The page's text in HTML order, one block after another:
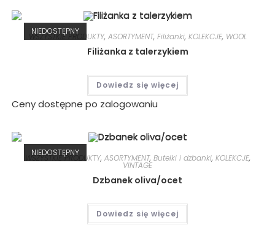
NIEDOSTĘPNY
WSZYSTKIE PRODUKTY, ASORTYMENT, Filiżanki, KOLEKCJE, WOOL
Filiżanka z talerzykiem
Dowiedz się więcej
Ceny dostępne po zalogowaniu
NIEDOSTĘPNY
WSZYSTKIE PRODUKTY, ASORTYMENT, Butelki i dzbanki, KOLEKCJE,
VINTAGE
Dzbanek oliva/ocet
Dowiedz się więcej